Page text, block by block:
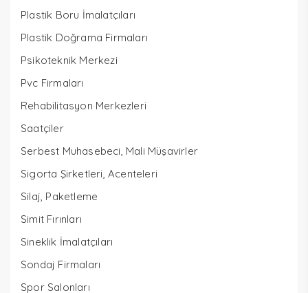
Plastik Boru İmalatçıları
Plastik Doğrama Firmaları
Psikoteknik Merkezi
Pvc Firmaları
Rehabilitasyon Merkezleri
Saatçiler
Serbest Muhasebeci, Mali Müşavirler
Sigorta Şirketleri, Acenteleri
Silaj, Paketleme
Simit Fırınları
Sineklik İmalatçıları
Sondaj Firmaları
Spor Salonları